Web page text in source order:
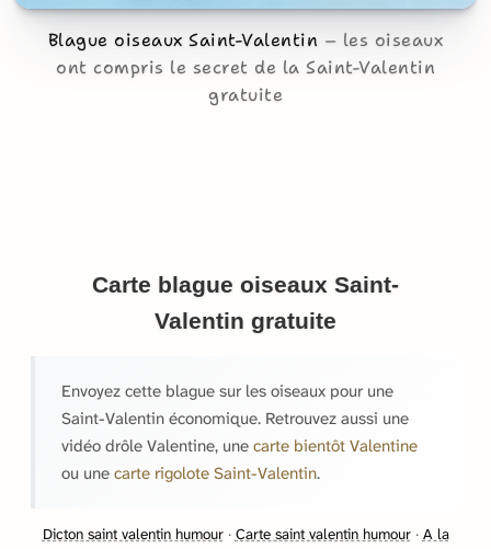
Blague oiseaux Saint-Valentin
les oiseaux
ont compris le secret de la Saint-Valentin
gratuite
Carte blague oiseaux Saint-
Valentin gratuite
Envoyez cette blague sur les oiseaux pour une
Saint-Valentin économique. Retrouvez aussi une
vidéo drôle Valentine, une carte bientôt Valentine
ou une carte rigolote Saint-Valentin.
Dicton saint valentin humour· Carte saint valentin humour· A la